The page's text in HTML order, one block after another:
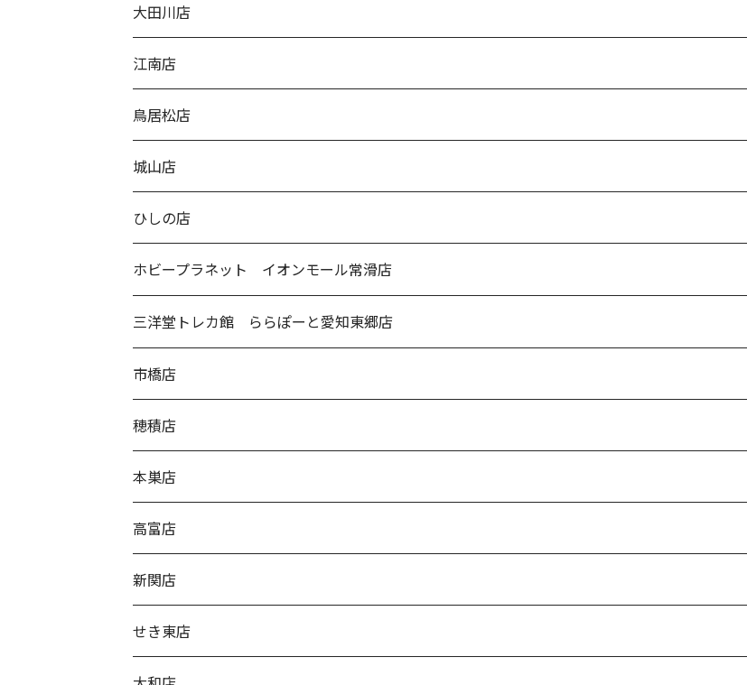
大田川店
江南店
鳥居松店
城山店
ひしの店
ホビープラネット イオンモール常滑店
三洋堂トレカ館 ららぽーと愛知東郷店
市橋店
穂積店
本巣店
高富店
新関店
せき東店